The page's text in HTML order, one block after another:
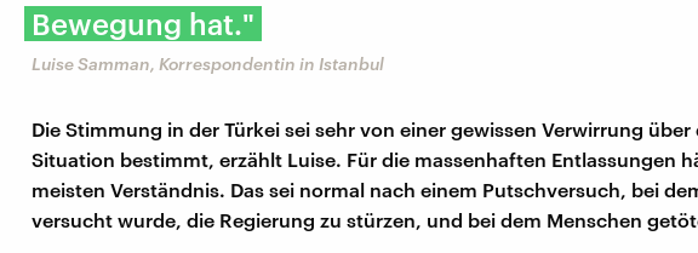
Bewegung hat."
Luise Samman, Korrespondentin in Istanbul
Die Stimmung in der Türkei sei sehr von einer gewissen Verwirrung über
Situation bestimmt, erzählt Luise. Für die massenhaften Entlassungen
meisten Verständnis. Das sei normal nach einem Putschversuch, bei
versucht wurde, die Regierung zu stürzen, und bei dem Menschen